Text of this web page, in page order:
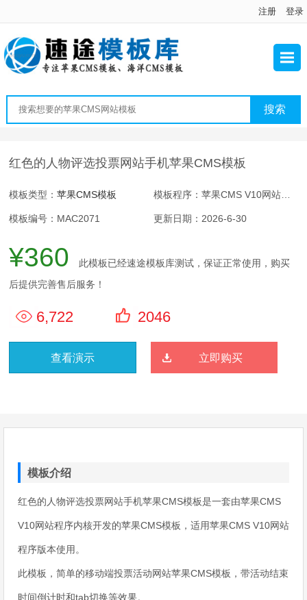
注册 登录
红色的人物评选投票网站手机苹果CMS模板
模板类型：苹果CMS模板 模板程序：苹果CMS V10网站程序
模板编号：MAC2071 更新日期：2026-6-30
¥360
此模板已经速途模板库测试，保证正常使用，购买
后提供完善售后服务！
6,722 2046
查看演示 立即购买
模板介绍
红色的人物评选投票网站手机苹果CMS模板是一套由苹果CMS
V10网站程序内核开发的苹果CMS模板，适用苹果CMS V10网站
程序版本使用。
此模板，简单的移动端投票活动网站苹果CMS模板，带活动结束
时间倒计时和tab切换等效果。